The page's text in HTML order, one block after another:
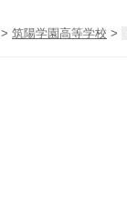
> 筑陽学園高等学校 >